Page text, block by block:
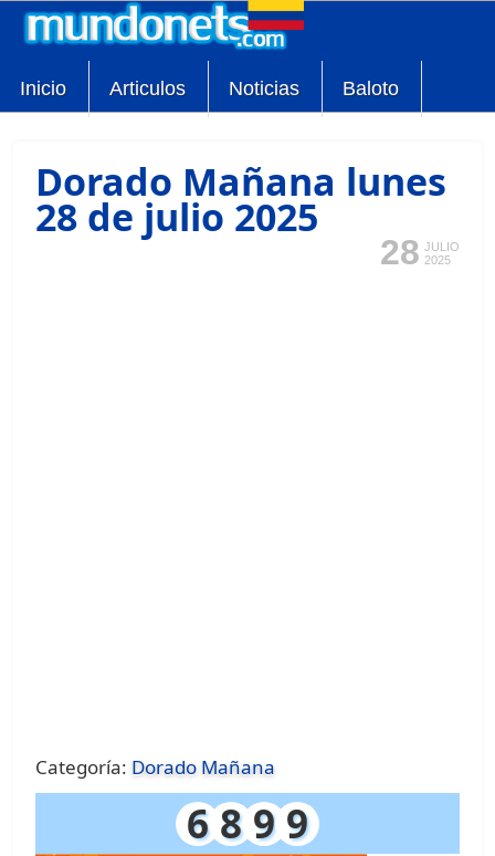
Inicio Articulos Noticias Baloto
Dorado Mañana lunes
28 de julio 2025
28 JULIO
2025
Categoría: Dorado Mañana
6 8 9 9